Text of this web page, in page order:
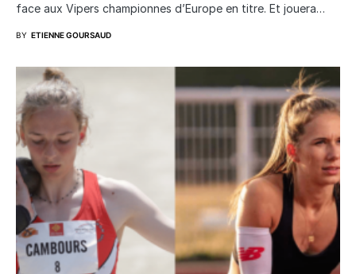
face aux Vipers championnes d’Europe en titre. Et jouera…
BY ETIENNE GOURSAUD